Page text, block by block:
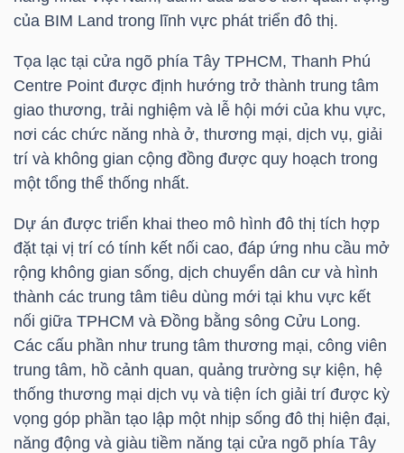
của BIM Land trong lĩnh vực phát triển đô thị.
Tọa lạc tại cửa ngõ phía Tây TPHCM, Thanh Phú
Centre Point được định hướng trở thành trung tâm
giao thương, trải nghiệm và lễ hội mới của khu vực,
nơi các chức năng nhà ở, thương mại, dịch vụ, giải
trí và không gian cộng đồng được quy hoạch trong
một tổng thể thống nhất.
Dự án được triển khai theo mô hình đô thị tích hợp
đặt tại vị trí có tính kết nối cao, đáp ứng nhu cầu mở
rộng không gian sống, dịch chuyển dân cư và hình
thành các trung tâm tiêu dùng mới tại khu vực kết
nối giữa TPHCM và Đồng bằng sông Cửu Long.
Các cấu phần như trung tâm thương mại, công viên
trung tâm, hồ cảnh quan, quảng trường sự kiện, hệ
thống thương mại dịch vụ và tiện ích giải trí được kỳ
vọng góp phần tạo lập một nhịp sống đô thị hiện đại,
năng động và giàu tiềm năng tại cửa ngõ phía Tây
YẾU
TIÊU
DÙNG
THIẾT
YẾU
CHĂM
SÓC
SỨC
KHỎE